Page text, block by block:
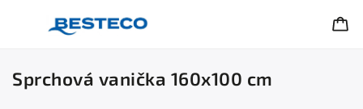
Sprchová vanička 160x100 cm